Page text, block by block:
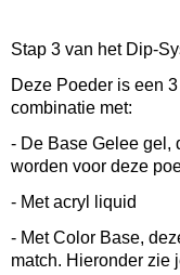
Afmetingen (l,b,h)
5,50 x 5,50 x 5 cm
Stap 3 van het Dip-
Deze Poeder is een
combinatie met:
- De Base Gelee gel,
worden voor deze
- Met acryl liquid
- Met Color Base,
match. Hieronder zie